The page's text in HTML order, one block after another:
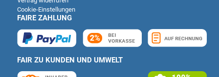
Cookie-Einstellungen
FAIRE ZAHLUNG
FAIR ZU KUNDEN UND UMWELT